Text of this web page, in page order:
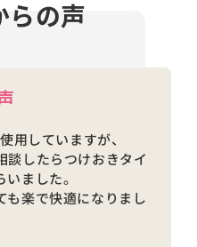
らの声
用していますが、
談したらつけおきタイ
いました。
も楽で快適になりまし